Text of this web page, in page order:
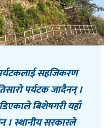
सहजिकरण
पर्यटक जादैनन् ।
बिशेषगरी यहाँ
। स्थानीय सरकारले